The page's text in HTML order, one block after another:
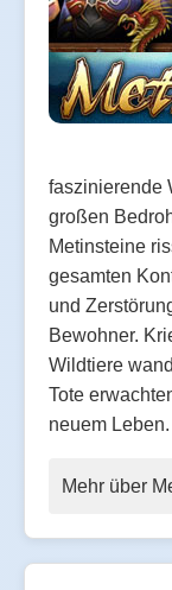
faszinierende
großen
Metinsteine
gesamten
und
Bewohner.
Wildtiere
Tote
neuem
Mehr über